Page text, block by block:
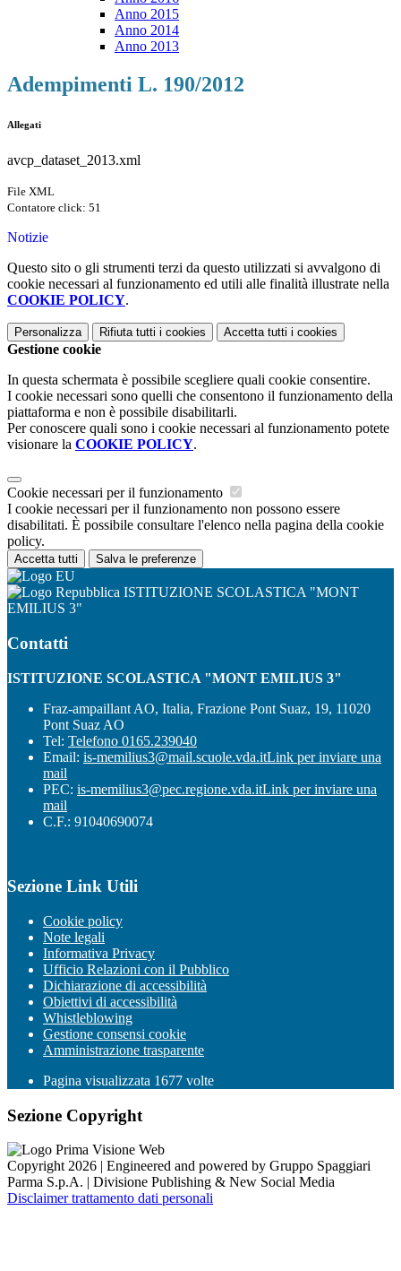
Anno 2015
Anno 2014
Anno 2013
Adempimenti L. 190/2012
Allegati
avcp_dataset_2013.xml
File XML
Contatore click: 51
Notizie
Questo sito o gli strumenti terzi da questo utilizzati si avvalgono di
cookie necessari al funzionamento ed utili alle finalità illustrate nella
COOKIE POLICY.
Personalizza Rifiuta tutti i cookies Accetta tutti i cookies
Gestione cookie
In questa schermata è possibile scegliere quali cookie consentire.
I cookie necessari sono quelli che consentono il funzionamento della
piattaforma e non è possibile disabilitarli.
Per conoscere quali sono i cookie necessari al funzionamento potete
visionare la COOKIE POLICY.
Cookie necessari per il funzionamento
I cookie necessari per il funzionamento non possono essere
disabilitati. È possibile consultare l'elenco nella pagina della cookie
policy.
Accetta tutti Salva le preferenze
ISTITUZIONE SCOLASTICA "MONT
EMILIUS 3"
Contatti
ISTITUZIONE SCOLASTICA "MONT EMILIUS 3"
Fraz-ampaillant AO, Italia, Frazione Pont Suaz, 19, 11020
Pont Suaz AO
Tel: Telefono 0165.239040
Email: is-memilius3@mail.scuole.vda.itLink per inviare una
mail
PEC: is-memilius3@pec.regione.vda.itLink per inviare una
mail
C.F.: 91040690074
Sezione Link Utili
Cookie policy
Note legali
Informativa Privacy
Ufficio Relazioni con il Pubblico
Dichiarazione di accessibilità
Obiettivi di accessibilità
Whistleblowing
Gestione consensi cookie
Amministrazione trasparente
Pagina visualizzata 1677 volte
Sezione Copyright
Copyright 2026 | Engineered and powered by Gruppo Spaggiari
Parma S.p.A. | Divisione Publishing & New Social Media
Disclaimer trattamento dati personali